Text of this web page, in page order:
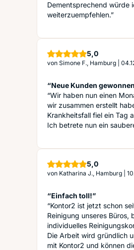
Dementsprechend würde
weiterzuempfehlen.”
5,0Sterne
von Simone F., Hamburg
“Neue Kunden
“Wir haben nun einen
wir zusammen erstellt
Krankheitsfall fiel ein Tag
Ich betrete nun ein
5,0Sterne
von Katharina J., Hamburg
“Einfach toll!”
“Kontor2 ist jetzt schon
Reinigung unseres
individuelles
Die Arbeit wird gründlich
mit Kontor2 und können